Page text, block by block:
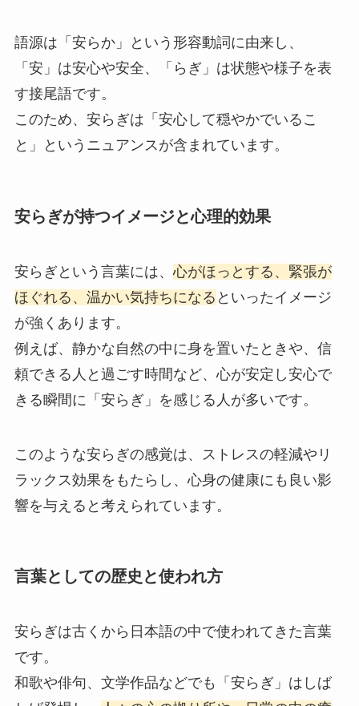
語源は「安らか」という形容動詞に由来し、
「安」は安心や安全、「らぎ」は状態や様子を表
す接尾語です。
このため、安らぎは「安心して穏やかでいるこ
と」というニュアンスが含まれています。
安らぎが持つイメージと心理的効果
安らぎという言葉には、心がほっとする、緊張が
ほぐれる、温かい気持ちになる といったイメージ
が強くあります。
例えば、静かな自然の中に身を置いたときや、信
頼できる人と過ごす時間など、心が安定し安心で
きる瞬間に「安らぎ」を感じる人が多いです。
このような安らぎの感覚は、ストレスの軽減やリ
ラックス効果をもたらし、心身の健康にも良い影
響を与えると考えられています。
言葉としての歴史と使われ方
安らぎは古くから日本語の中で使われてきた言葉
です。
和歌や俳句、文学作品などでも「安らぎ」はしば